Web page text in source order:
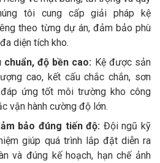
tôi cung cấp giải pháp kệ
theo từng dự án, đảm bảo phù
diện tích kho.
độ bền cao: Kệ được sản
cao, kết cấu chắc chắn, sơn
ứng tốt môi trường kho công
vận hành cường độ lớn.
bảo đúng tiến độ: Đội ngũ kỹ
giúp quá trình lắp đặt diễn ra
và đúng kế hoạch, hạn chế ảnh